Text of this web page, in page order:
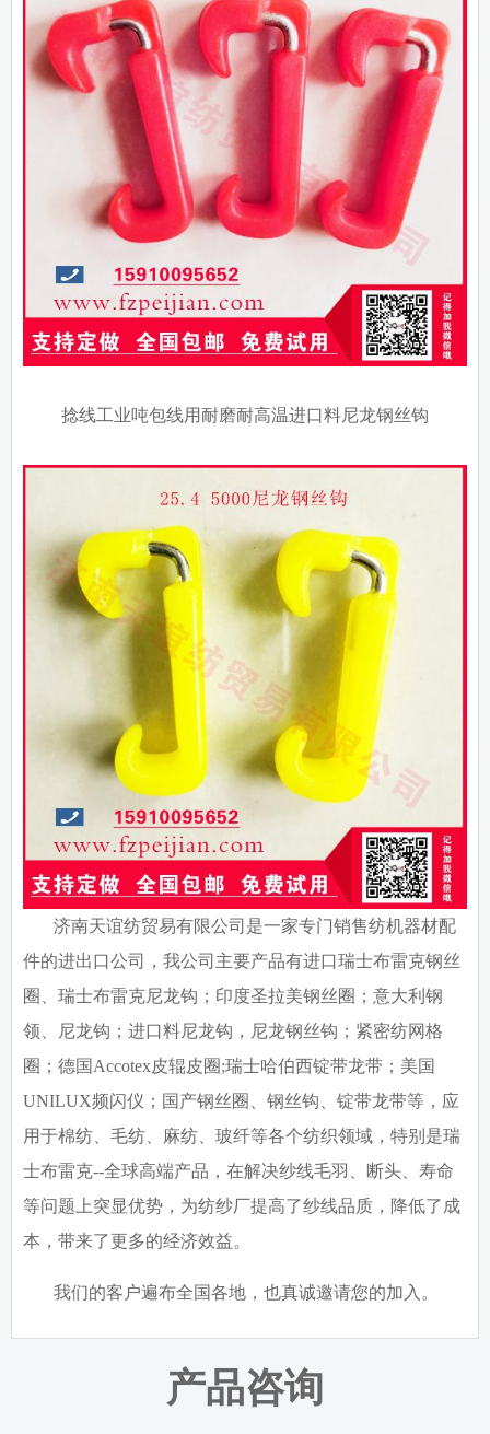
捻线工业吨包线用耐磨耐高温进口料尼龙钢丝钩
济南天谊纺贸易有限公司是一家专门销售纺机器材配
件的进出口公司，我公司主要产品有进口瑞士布雷克钢丝
圈、瑞士布雷克尼龙钩；印度圣拉美钢丝圈；意大利钢
领、尼龙钩；进口料尼龙钩，尼龙钢丝钩；紧密纺网格
圈；德国 Accotex皮辊皮圈;瑞士哈伯西锭带龙带；美国
UNILUX频闪仪；国产钢丝圈、钢丝钩、锭带龙带等，应
用于棉纺、毛纺、麻纺、玻纤等各个纺织领域，特别是瑞
士布雷克--全球高端产品，在解决纱线毛羽、断头、寿命
等问题上突显优势，为纺纱厂提高了纱线品质，降低了成
本，带来了更多的经济效益。
我们的客户遍布全国各地，也真诚邀请您的加入。
产品咨询